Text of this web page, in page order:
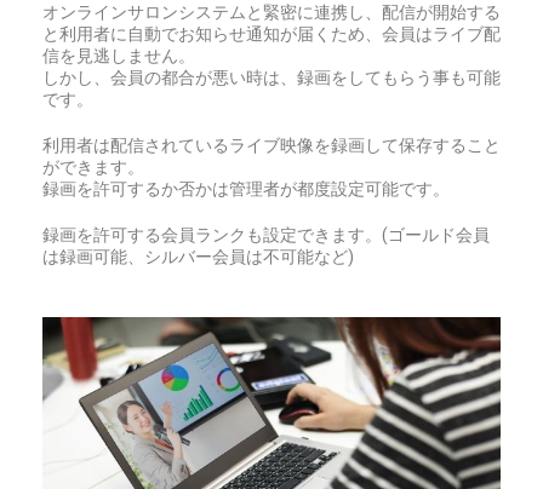
オンラインサロンシステムと緊密に連携し、配信が開始する
と利用者に自動でお知らせ通知が届くため、会員はライブ配
信を見逃しません。
しかし、会員の都合が悪い時は、録画をしてもらう事も可能
です。
利用者は配信されているライブ映像を録画して保存すること
ができます。
録画を許可するか否かは管理者が都度設定可能です。
録画を許可する会員ランクも設定できます。(ゴールド会員
は録画可能、シルバー会員は不可能など)